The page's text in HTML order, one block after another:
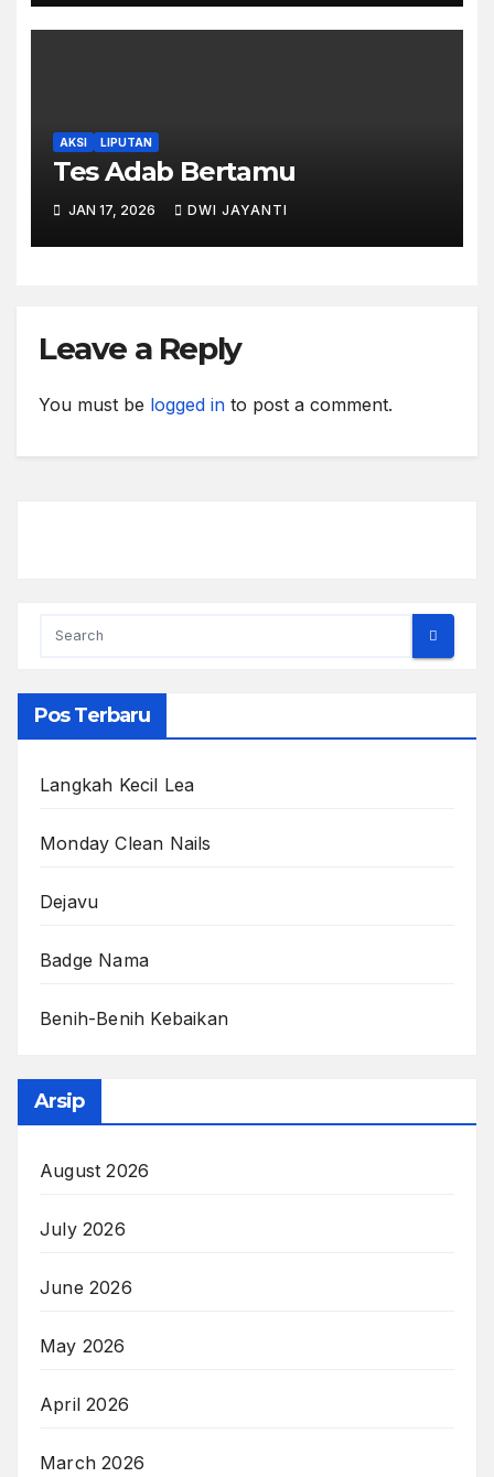
AKSI LIPUTAN
Tes Adab Bertamu
JAN 17, 2026 DWI JAYANTI
Leave a Reply
You must be logged in to post a comment.
Pos Terbaru
Langkah Kecil Lea
Monday Clean Nails
Dejavu
Badge Nama
Benih-Benih Kebaikan
Arsip
August 2026
July 2026
June 2026
May 2026
April 2026
March 2026